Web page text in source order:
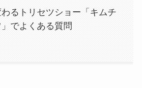
るトリセツショー「キムチ
でよくある質問